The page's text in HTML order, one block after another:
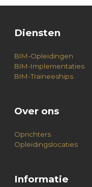
Diensten
BIM-Opleidingen
BIM-Implementaties
BIM-Traineeships
Over ons
Oprichters
Opleidingslocaties
Informatie